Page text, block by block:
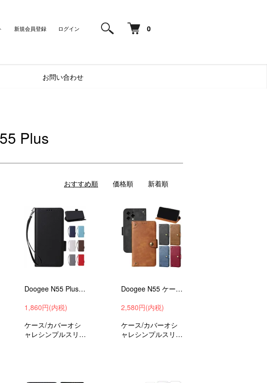
0
新規会員登録 ログイン
お問い合わせ
Plus
おすすめ順 価格順 新着順
Doogee N55 Plus ケース 手帳型 カバー PUレザー 手帳型PUレザーケース スタンド機能 カード収納 紐 ストラップ付き
1,860円(内税)
ケース/カバーオシ
ャレシンプルスリム
Doogee N55 ケース 手帳型 カバー PUレザー 手帳型PUレザーケース スタンド機能 カード収納 アンドロイド おすすめ
2,580円(内税)
ケース/カバーオシ
ャレシンプルスリム